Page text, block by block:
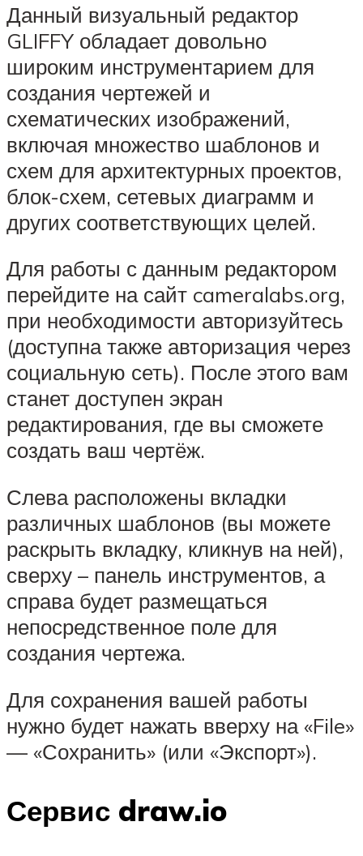
Данный визуальный редактор
GLIFFY обладает довольно
широким инструментарием для
создания чертежей и
схематических изображений,
включая множество шаблонов и
схем для архитектурных проектов,
блок-схем, сетевых диаграмм и
других соответствующих целей.
Для работы с данным редактором
перейдите на сайт cameralabs.org,
при необходимости авторизуйтесь
(доступна также авторизация через
социальную сеть). После этого вам
станет доступен экран
редактирования, где вы сможете
создать ваш чертёж.
Слева расположены вкладки
различных шаблонов (вы можете
раскрыть вкладку, кликнув на ней),
сверху – панель инструментов, а
справа будет размещаться
непосредственное поле для
создания чертежа.
Для сохранения вашей работы
нужно будет нажать вверху на «File»
— «Сохранить» (или «Экспорт»).
Сервис draw.io